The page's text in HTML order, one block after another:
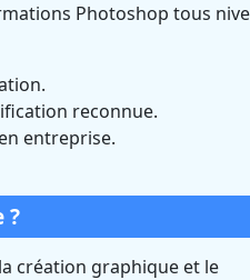
Photoshop tous
reconnue.
entreprise.
?
création graphique et le